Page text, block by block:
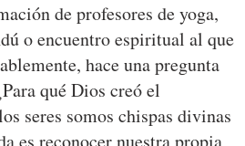
de profesores de yoga,
o encuentro espiritual al que
hace una pregunta
qué Dios creó el
seres somos chispas divinas
es reconocer nuestra propia